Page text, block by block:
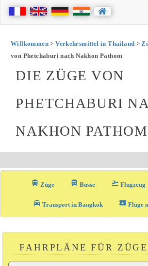
Willkommen>Verkehrsmittel in Thailand >
von Phetchaburi nach Nakhon Pathom
DIE ZÜGE VON
PHETCHABURI
NAKHON PATHOM
train Züge directions_bus_filled Busse flight_takeoff Flugzeug
local_taxi Transport in Bangkok airplane_ticket Flüge
FAHRPLÄNE FÜR